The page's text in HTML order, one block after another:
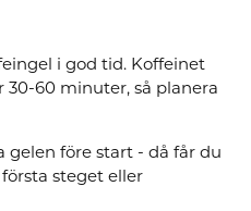
i god tid. Koffeinet
30-60 minuter, så planera
gelen före start - då får du
steget eller